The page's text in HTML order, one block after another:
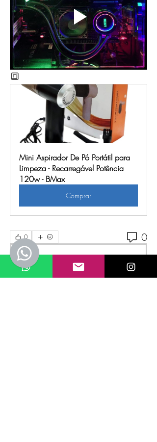
🔳
Mini Aspirador De Pó Portátil para
Limpeza - Recarregável Potência
120w - BMax
Comprar
0
0
Rédigez un commentaire...